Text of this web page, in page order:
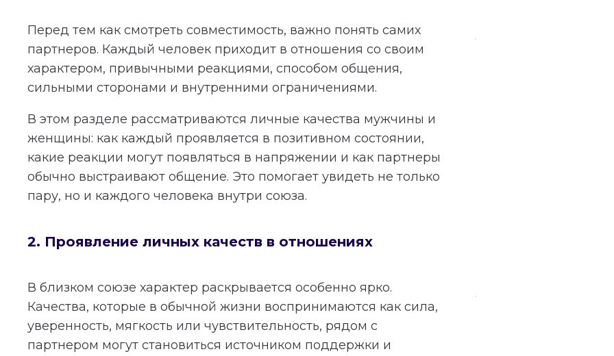
Перед тем как смотреть совместимость, важно понять самих
партнеров. Каждый человек приходит в отношения со своим
характером, привычными реакциями, способом общения,
сильными сторонами и внутренними ограничениями.
В этом разделе рассматриваются личные качества мужчины и
женщины: как каждый проявляется в позитивном состоянии,
какие реакции могут появляться в напряжении и как партнеры
обычно выстраивают общение. Это помогает увидеть не только
пару, но и каждого человека внутри союза.
2. Проявление личных качеств в отношениях
В близком союзе характер раскрывается особенно ярко.
Качества, которые в обычной жизни воспринимаются как сила,
уверенность, мягкость или чувствительность, рядом с
партнером могут становиться источником поддержки и